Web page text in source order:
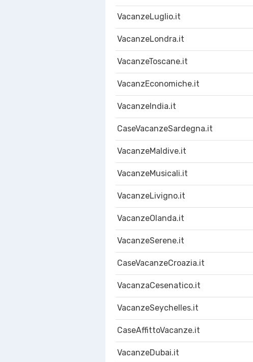
VacanzeLuglio.it
VacanzeLondra.it
VacanzeToscane.it
VacanzEconomiche.it
VacanzeIndia.it
CaseVacanzeSardegna.it
VacanzeMaldive.it
VacanzeMusicali.it
VacanzeLivigno.it
VacanzeOlanda.it
VacanzeSerene.it
CaseVacanzeCroazia.it
VacanzaCesenatico.it
VacanzeSeychelles.it
CaseAffittoVacanze.it
VacanzeDubai.it